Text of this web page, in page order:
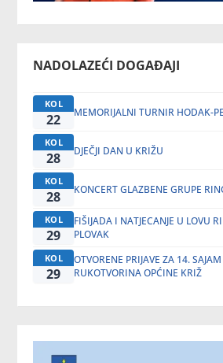
NADOLAZEĆI DOGAĐAJI
KOL
22 MEMORIJALNI TURNIR HODAK-
KOL
28 DJEČJI DAN U KRIŽU
KOL
28 KONCERT GLAZBENE GRUPE
KOL
29
FIŠIJADA I NATJECANJE U LOVU
PLOVAK
KOL
29
OTVORENE PRIJAVE ZA 14.
RUKOTVORINA OPĆINE KRIŽ